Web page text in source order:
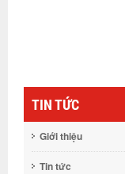
TIN TỨC
Giới thiệu
Tin tức